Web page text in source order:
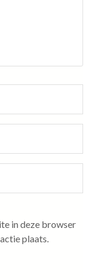
in deze browser
plaats.